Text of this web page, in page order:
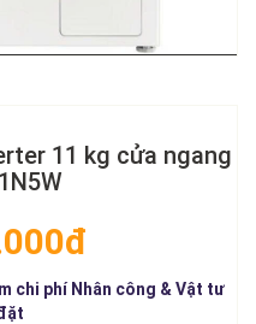
11 kg cửa ngang
chi phí Nhân công & Vật tư